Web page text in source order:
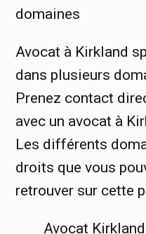
domaines
Avocat à Kirkland
dans plusieurs
Prenez contact
avec un avocat à
Les différents
droits que vous
retrouver sur cette
Avocat Kirkland